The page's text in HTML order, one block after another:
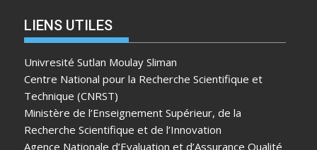
LIENS UTILES
Univresité Sutlan Moulay Sliman
Centre National pour la Recherche Scientifique et
Technique (CNRST)
Ministère de l’Enseignement Supérieur, de la
Recherche Scientifique et de l’Innovation
Agence Nationale d’Evaluation et d’Assurance Qualité